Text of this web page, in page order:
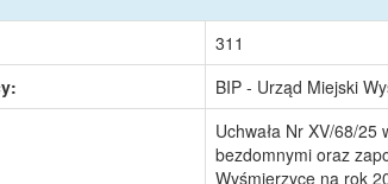
311
BIP - Urząd Miejski
Uchwała Nr XV/68/
bezdomnymi oraz
Wyśmierzyce na rok